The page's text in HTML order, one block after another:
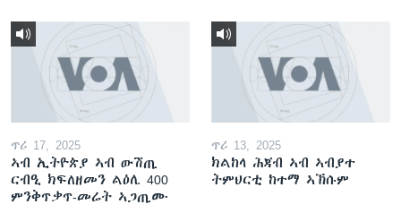
ጥሪ 17, 2025
ኣብ ኢትዮጵያ ኣብ ውሽጢ
ርብዒ ክፍለዘመን ልዕሊ 400
ምንቅጥቃጥ-መሬት ኣጋጢሙ
ጥሪ 13, 2025
ክልከላ ሕጃብ ኣብ ኣብያተ
ትምህርቲ ከተማ ኣኽሱም